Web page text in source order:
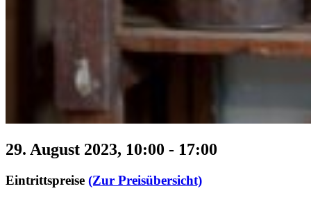
29. August 2023, 10:00 - 17:00
Eintrittspreise (Zur Preisübersicht)